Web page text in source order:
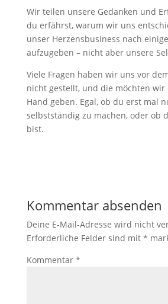
Wir teilen unsere Gedanken und
du erfährst, warum wir uns
unser Herzensbusiness nach
aufzugeben – nicht aber unsere
Viele Fragen haben wir uns vor
nicht gestellt, und die möchten
Hand geben. Egal, ob du erst mal
selbstständig zu machen, oder ob
bist.
Kommentar absenden
Deine E-Mail-Adresse wird nicht
Erforderliche Felder sind mit *
Kommentar *